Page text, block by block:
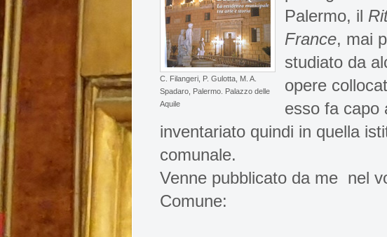
C. Filangeri, P. Gulotta, M. A.
Spadaro, Palermo. Palazzo delle
Aquile
Palermo, il
France, mai
studiato da
opere
esso fa capo
inventariato quindi in quella
comunale.
Venne pubblicato da me nel
Comune: